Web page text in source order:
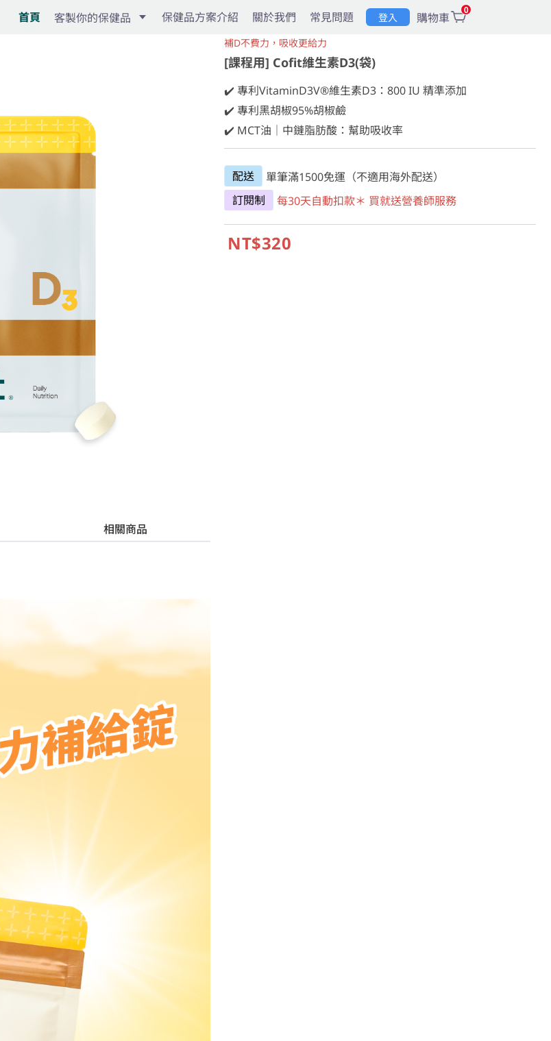
首頁 客製你的保健品 保健品方案介紹 關於我們 常見問題 登入 購物車
0
相關商品
補D不費力，吸收更給力
[課程用] Cofit維生素D3(袋)
✔️ 專利VitaminD3V®維生素D3：800 IU 精準添加
✔️ 專利黑胡椒95%胡椒鹼
✔️ MCT油｜中鏈脂肪酸：幫助吸收率
配送
單筆滿1500免運（不適用海外配送）
訂閱制
每30天自動扣款＊ 買就送營養師服務
NT$320